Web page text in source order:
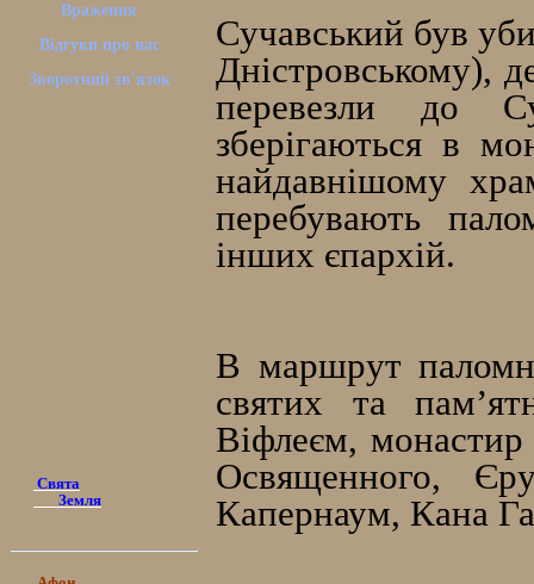
Враження
Відгуки про нас
Зворотний зв'язок
Свята
Земля
Сучавський був
Дністровському),
перевезли до
зберігаються в
найдавнішому
перебувають
інших єпархій.
В маршрут
святих та
Віфлеєм,
Освященного,
Капернаум, Кана